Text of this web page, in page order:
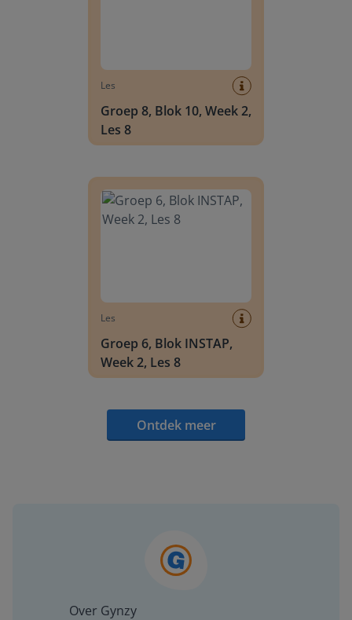
Les
Groep 8, Blok 10, Week 2,
Les 8
Les
Groep 6, Blok INSTAP,
Week 2, Les 8
Ontdek meer
Over Gynzy